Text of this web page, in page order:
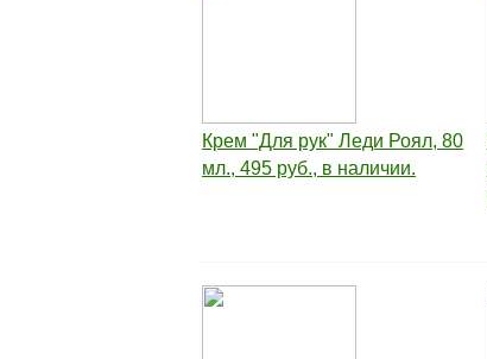
Крем "Для рук" Леди Роял, 80
мл., 495 руб., в наличии.